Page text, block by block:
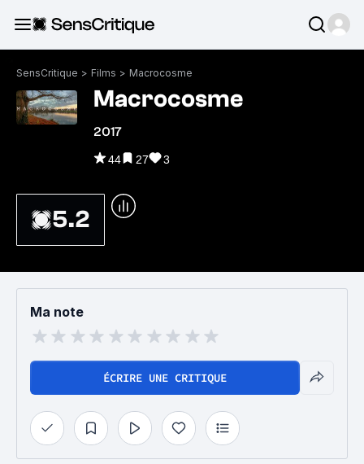
SensCritique > Films > Macrocosme
Macrocosme
2017
44 27 3
5.2
Ma note
ÉCRIRE UNE CRITIQUE